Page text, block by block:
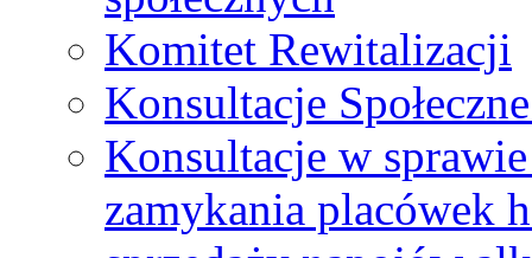
Komitet Rewitalizacji
Konsultacje
Konsultacje w
zamykania placówek